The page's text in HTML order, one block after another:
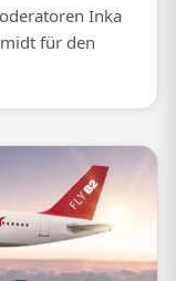
Inka
für den